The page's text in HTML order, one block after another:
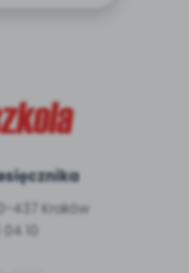
437 Kraków
10